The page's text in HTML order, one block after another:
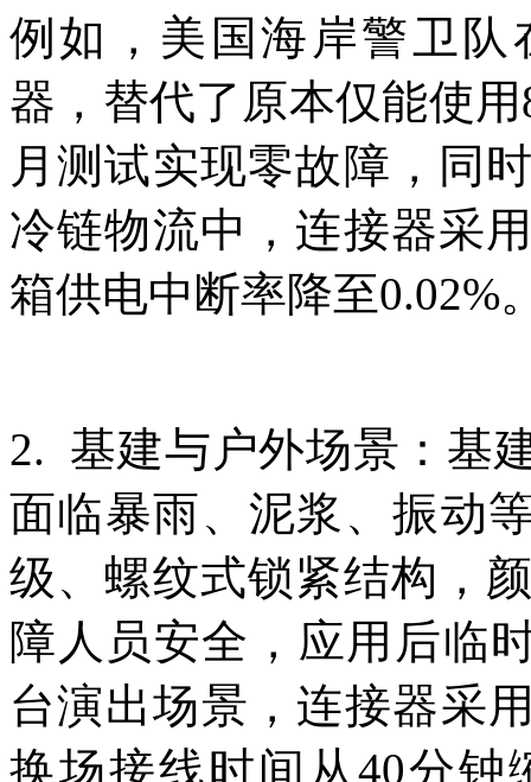
例如，美国海岸警卫队
器，替代了原本仅能使
月测试实现零故障，同
冷链物流中，连接器采
箱供电中断率降至0.02%
2. 基建与户外场景：基
面临暴雨、泥浆、振动
级、螺纹式锁紧结构，
障人员安全，应用后临
台演出场景，连接器采
换场接线时间从40分钟